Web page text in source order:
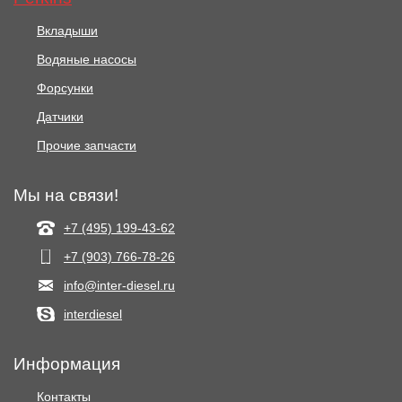
Вкладыши
Водяные насосы
Форсунки
Датчики
Прочие запчасти
Мы на связи!
+7 (495) 199-43-62
+7 (903) 766‑78-26
info@inter-diesel.ru
interdiesel
Информация
Контакты